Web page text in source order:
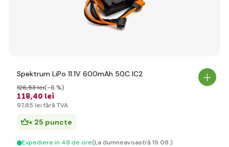
Spektrum LiPo 11.1V 600mAh 50C IC2
118,40 lei
126,53 lei(-6 %)
97,85 lei fără TVA
+ 25 puncte
Expediere in 48 de ore(La dumneavoastră 19.08.)